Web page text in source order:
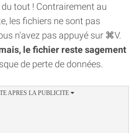
tout ! Contrairement au
les fichiers ne sont pas
n'avez pas appuyé sur ⌘V.
le fichier reste sagement
de perte de données.